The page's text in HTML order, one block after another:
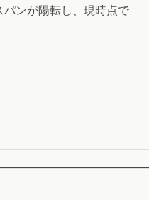
ンが陽転し、現時点で